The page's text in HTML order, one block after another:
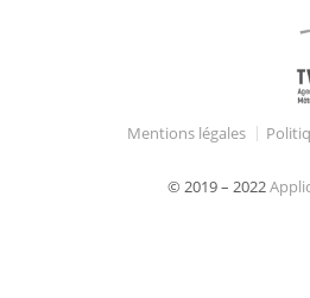
Mentions légales
© 2019 – 2022